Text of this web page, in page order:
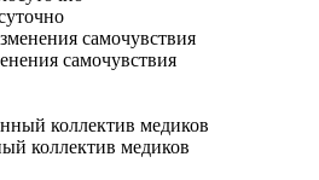
самочувствия
коллектив медиков